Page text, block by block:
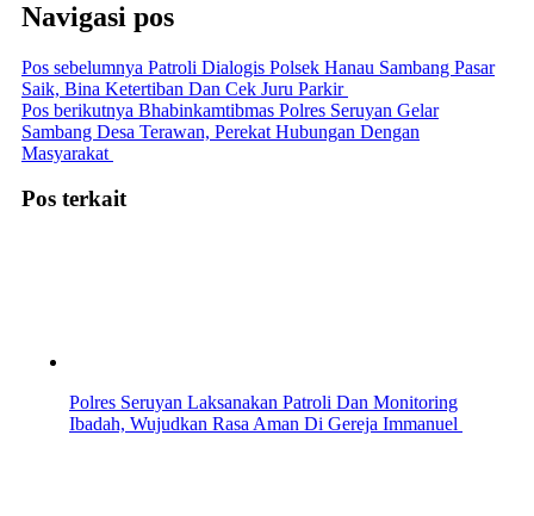
Navigasi pos
Pos sebelumnya Patroli Dialogis Polsek Hanau Sambang Pasar
Saik, Bina Ketertiban Dan Cek Juru Parkir
Pos berikutnya Bhabinkamtibmas Polres Seruyan Gelar
Sambang Desa Terawan, Perekat Hubungan Dengan
Masyarakat
Pos terkait
Polres Seruyan Laksanakan Patroli Dan Monitoring
Ibadah, Wujudkan Rasa Aman Di Gereja Immanuel